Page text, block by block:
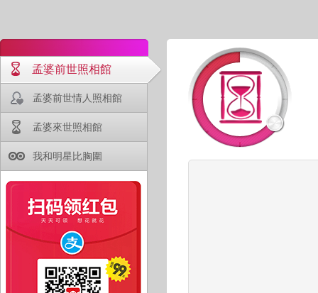
孟婆前世照相館
孟婆前世情人照相館
孟婆來世照相館
我和明星比胸圍